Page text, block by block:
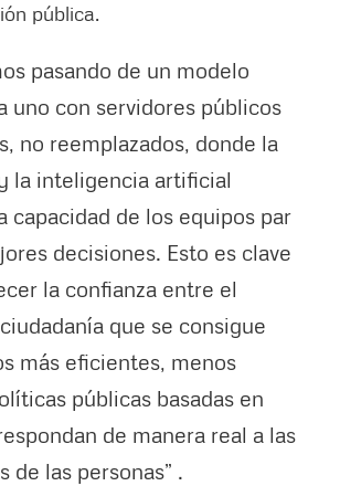
pública.
pasando de un modelo
uno con servidores públicos
no reemplazados, donde la
la inteligencia artificial
capacidad de los equipos par
decisiones. Esto es clave
la confianza entre el
que se consigue
más eficientes, menos
públicas basadas en
de manera real a las
de las personas” .